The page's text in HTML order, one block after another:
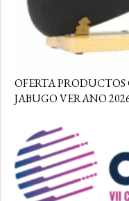
OFERTA
JABUGO VERANO